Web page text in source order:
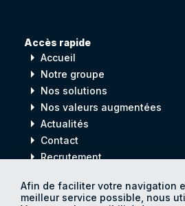
Afin de faciliter votre navigation
meilleur service possible, nous
Accès rapide
arrow_right Accueil
arrow_right Notre groupe
arrow_right Nos solutions
arrow_right Nos valeurs augmentées
arrow_right Actualités
arrow_right Contact
arrow_rightRecrutement